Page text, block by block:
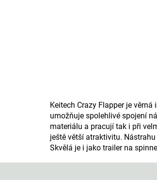
Keitech Crazy Flapper je
umožňuje spolehlivé spojení
materiálu a pracují tak i při
ještě větší atraktivitu.
Skvělá je i jako trailer na